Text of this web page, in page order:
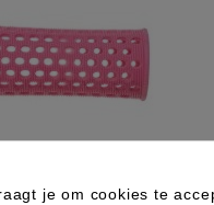
je om cookies te